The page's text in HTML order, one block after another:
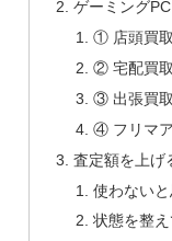
ゲーミング
① 店頭買取
② 宅配買取
③ 出張買取
④ フリマ
査定額を上げ
使わない
状態を整